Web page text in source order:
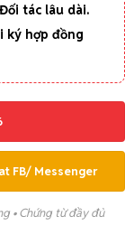
tác lâu dài.
ký hợp đồng
FB/ Messenger
• Chứng từ đầy đủ